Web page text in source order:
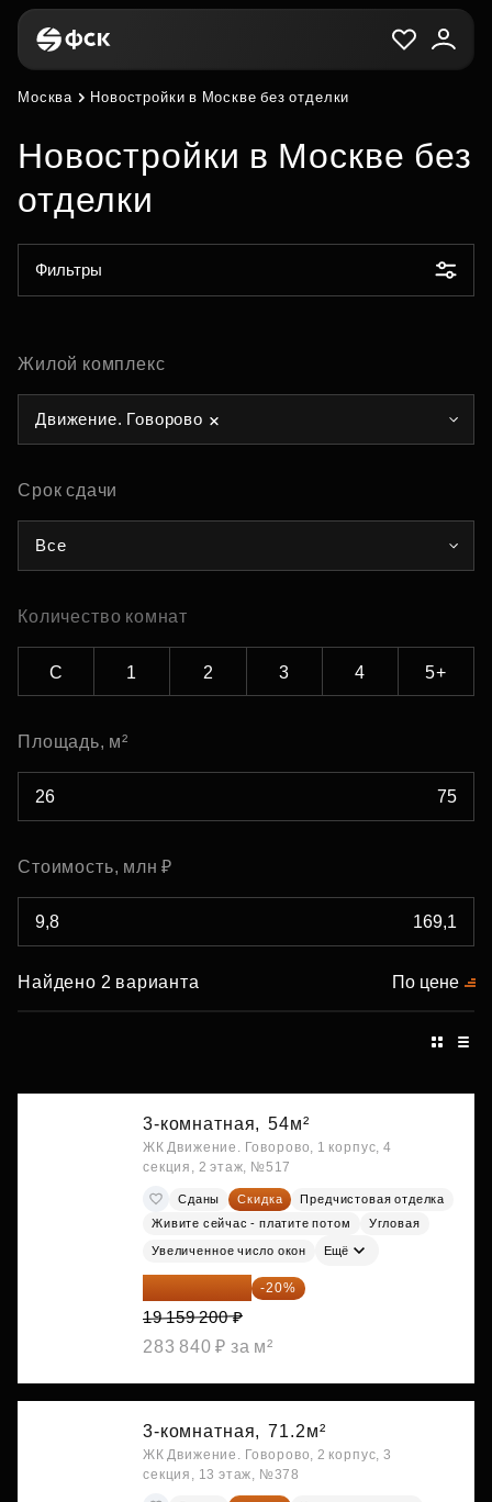
Москва Новостройки в Москве без отделки
Новостройки в Москве без
отделки
Фильтры
Жилой комплекс
Движение. Говорово
Срок сдачи
Все
Количество комнат
С 1 2 3 4 5+
Площадь, м²
Стоимость, млн ₽
Найдено 2 варианта По цене
3-комнатная, 54м²
ЖК Движение. Говорово, 1 корпус, 4
секция, 2 этаж, №517
Сданы Скидка
Предчистовая отделка
Живите сейчас - платите потом
Угловая
Увеличенное число окон Ещё
15 327 360 ₽ -20%
19 159 200 ₽
283 840 ₽ за м²
3-комнатная, 71.2м²
ЖК Движение. Говорово, 2 корпус, 3
секция, 13 этаж, №378